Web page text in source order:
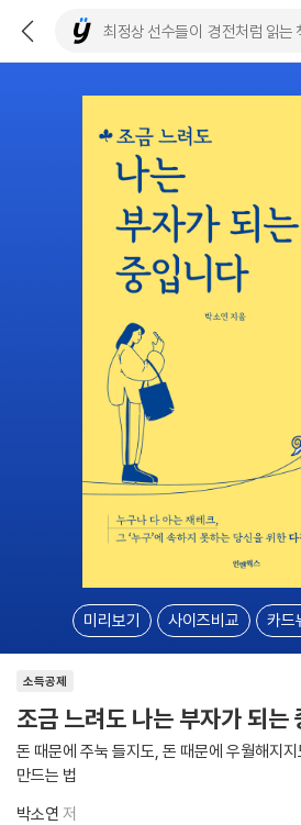
미리보기 사이즈비교 카드
소득공제
조금 느려도 나는 부자가 되는
돈 때문에 주눅 들지도, 돈 때문에 우월해지
만드는 법
박소연 저